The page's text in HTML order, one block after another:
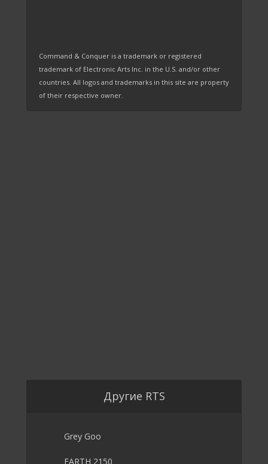
Command & Conquer is a trademark or registered
trademark of Electronic Arts Inc. in the U.S. and/or other
countries. All logos and trademarks in this site are property
of their respective owner.
Другие RTS
Grey Goo
EARTH 2150